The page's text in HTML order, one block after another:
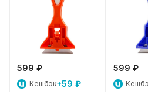
599 ₽
Кешбэк+59 ₽
599 ₽